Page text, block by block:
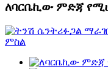
ለባርቤኪው ምድጃ